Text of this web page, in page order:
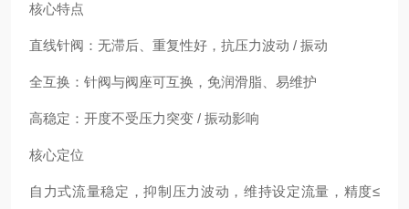
核心特点
直线针阀：无滞后、重复性好，抗压力波动 / 振动
全互换：针阀与阀座可互换，免润滑脂、易维护
高稳定：开度不受压力突变 / 振动影响
核心定位
自力式流量稳定，抑制压力波动，维持设定流量，精度≤